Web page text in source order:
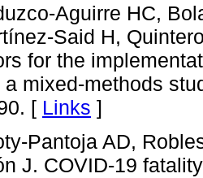
Aguirre HC,
Said H,
for the
a mixed-methods
[ Links ]
Pantoja AD,
J. COVID-19